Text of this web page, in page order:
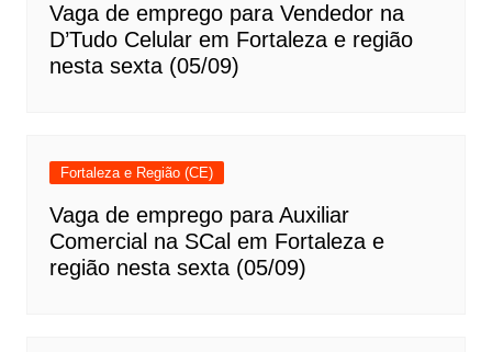
Vaga de emprego para Vendedor na
D’Tudo Celular em Fortaleza e região
nesta sexta (05/09)
Fortaleza e Região (CE)
Vaga de emprego para Auxiliar
Comercial na SCal em Fortaleza e
região nesta sexta (05/09)